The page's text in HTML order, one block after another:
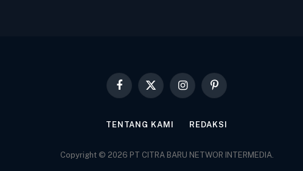
Facebook
X
InstagramPinterest
TENTANG KAMI REDAKSI
Copyright © 2026 PT CITRA BARU NETWOR INTERMEDIA.